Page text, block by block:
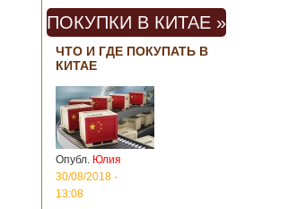
ПОКУПКИ В КИТАЕ »
ЧТО И ГДЕ ПОКУПАТЬ В
КИТАЕ
Опубл. Юлия
30/08/2018 -
13:08